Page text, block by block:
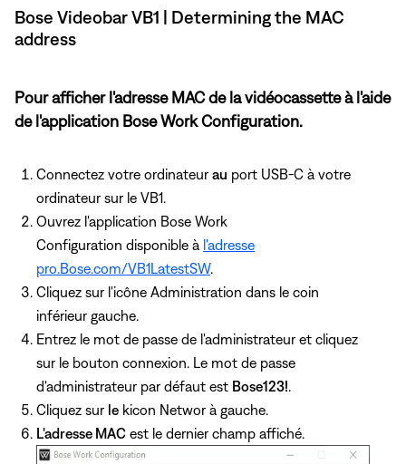
Bose Videobar VB1 | Determining the MAC
address
Pour afficher l'adresse MAC de la vidéocassette à l'aide
de l'application Bose Work Configuration.
Connectez votre ordinateurau port USB-C à votre
ordinateur sur le VB1.
Ouvrez l'application Bose Work
Configuration disponible à l'adresse
pro.Bose.com/VB1LatestSW.
Cliquez sur l'icône Administration dans le coin
inférieur gauche.
Entrez le mot de passe de l'administrateur et cliquez
sur le bouton connexion. Le mot de passe
d'administrateur par défaut est Bose123!.
Cliquez sur le kicon Networ à gauche.
L'adresse MAC est le dernier champ affiché.